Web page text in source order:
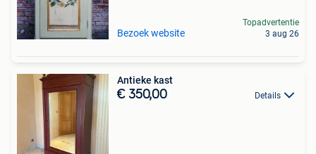
Bezoek website
Topadvertentie
3 aug 26
Antieke kast
€ 350,00 Details